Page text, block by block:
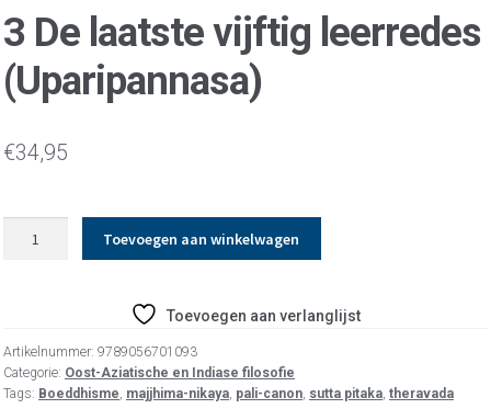
3 De laatste vijftig leerredes
(Uparipannasa)
€34,95
(Uparipannasa)
aantal
Toevoegen aan winkelwagen
Toevoegen aan verlanglijst
Artikelnummer: 9789056701093
Categorie: Oost-Aziatische en Indiase filosofie
Tags: Boeddhisme, majjhima-nikaya, pali-canon, sutta pitaka, theravada